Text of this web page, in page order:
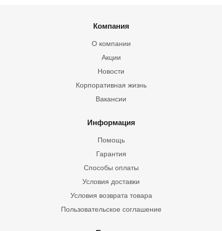
Компания
О компании
Акции
Новости
Корпоративная жизнь
Вакансии
Информация
Помощь
Гарантия
Способы оплаты
Условия доставки
Условия возврата товара
Пользовательское соглашение